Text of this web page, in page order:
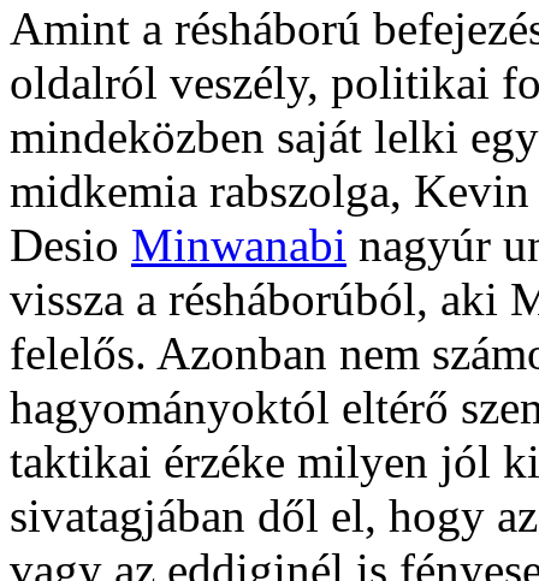
Amint a résháború
oldalról veszély, politikai
mindeközben saját lelki
midkemia rabszolga,
Desio Minwanabi nagyúr
vissza a résháborúból, aki
felelős. Azonban nem
hagyományoktól eltérő
taktikai érzéke milyen jól
sivatagjában dől el, hogy
vagy az eddiginél is